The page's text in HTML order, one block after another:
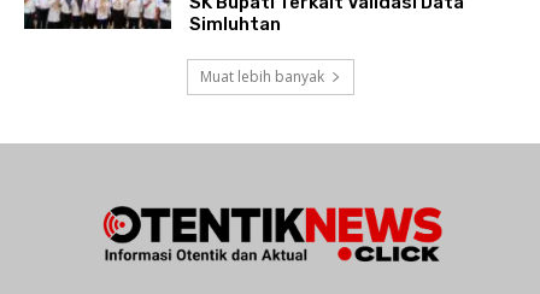
Simluhtan
Muat lebih banyak